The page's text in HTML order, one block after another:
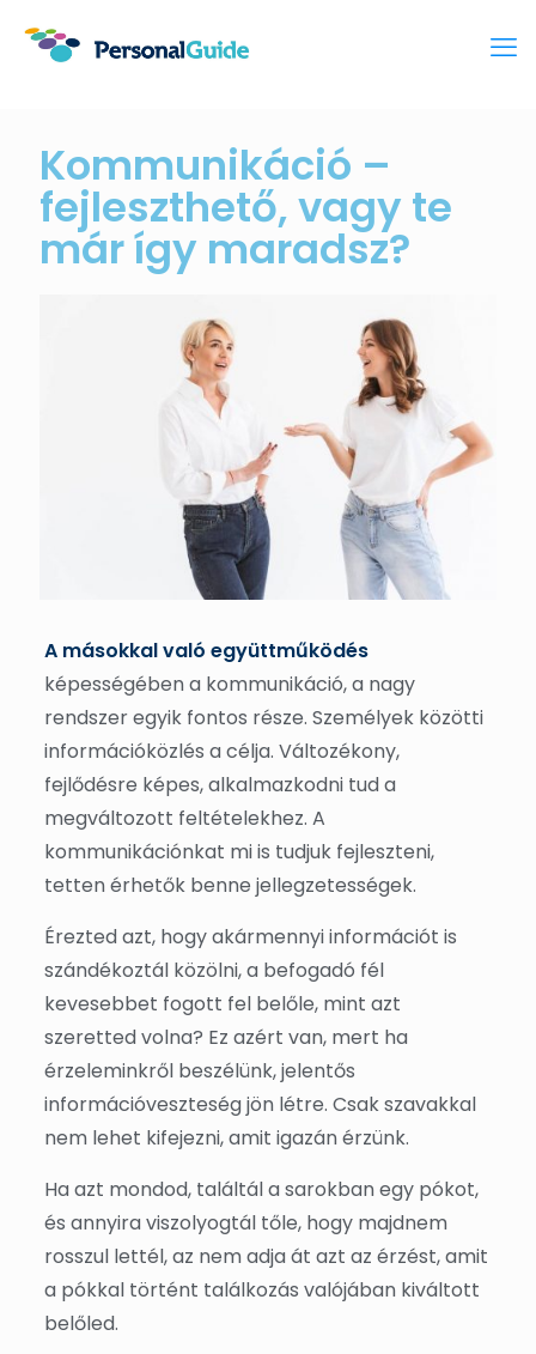
Kommunikáció –
fejleszthető, vagy te
már így maradsz?
A másokkal való együttműködés
képességében a kommunikáció, a nagy
rendszer egyik fontos része. Személyek közötti
információközlés a célja. Változékony,
fejlődésre képes, alkalmazkodni tud a
megváltozott feltételekhez. A
kommunikációnkat mi is tudjuk fejleszteni,
tetten érhetők benne jellegzetességek.
Érezted azt, hogy akármennyi információt is
szándékoztál közölni, a befogadó fél
kevesebbet fogott fel belőle, mint azt
szeretted volna? Ez azért van, mert ha
érzeleminkről beszélünk, jelentős
információveszteség jön létre. Csak szavakkal
nem lehet kifejezni, amit igazán érzünk.
Ha azt mondod, találtál a sarokban egy pókot,
és annyira viszolyogtál tőle, hogy majdnem
rosszul lettél, az nem adja át azt az érzést, amit
a pókkal történt találkozás valójában kiváltott
belőled.